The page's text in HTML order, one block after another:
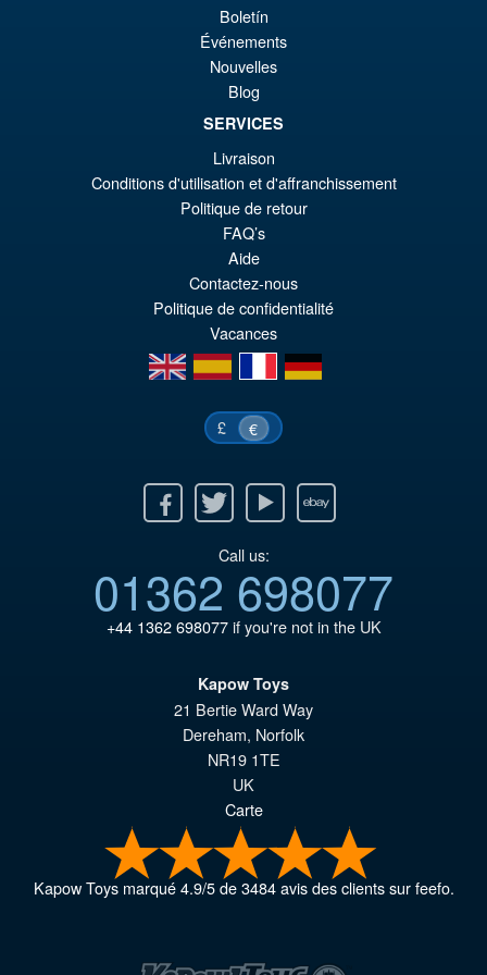
S.H. Figuarts Dragon Ball
Daima Super Saiyan 4 Son
Gokum ( Adult ) Action Figure
PRE ORDENA
Boletín
Événements
Nouvelles
Blog
SERVICES
Livraison
Conditions d'utilisation et d'affranchissement
Politique de retour
FAQ’s
Aide
Contactez-nous
Politique de confidentialité
Vacances
en
es fr de
£ €
Twitter Youtube Ebay
Call us:
01362 698077
+44 1362 698077if you're not in the UK
Kapow Toys
21 Bertie Ward Way
Dereham, Norfolk
NR19 1TE
UK
Carte
Kapow Toysmarqué4.9/5de3484avis des clients sur feefo.